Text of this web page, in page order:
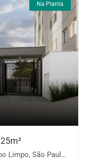
Na Planta
São Paulo-SP